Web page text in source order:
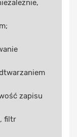
zapisu
filtr